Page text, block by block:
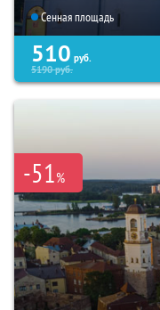
Сенная площадь
510 руб.
5190руб.
-51%